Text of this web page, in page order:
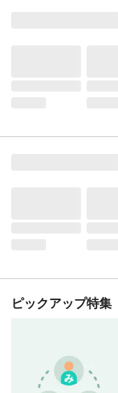
ピックアップ特集